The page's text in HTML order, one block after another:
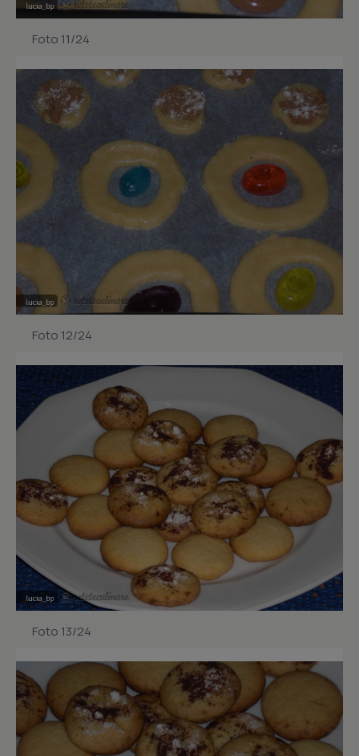
Foto 11/24
Foto 12/24
Foto 13/24